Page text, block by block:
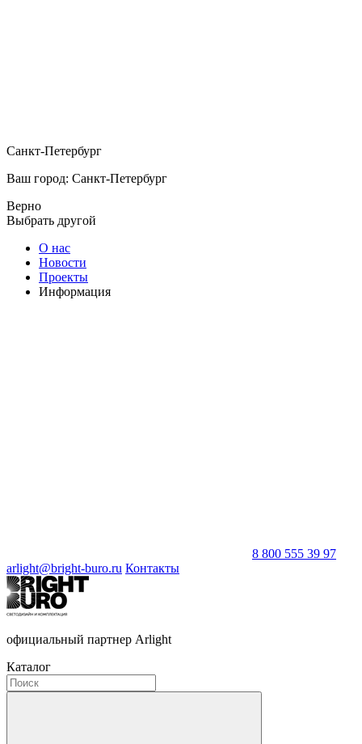
Санкт-Петербург
Ваш город: Санкт-Петербург
Верно
Выбрать другой
О нас
Новости
Проекты
Информация
8 800 555 39 97
arlight@bright-buro.ru Контакты
официальный партнер Arlight
Каталог